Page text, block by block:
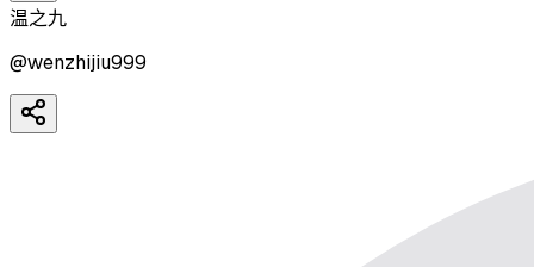
温之九
@wenzhijiu999